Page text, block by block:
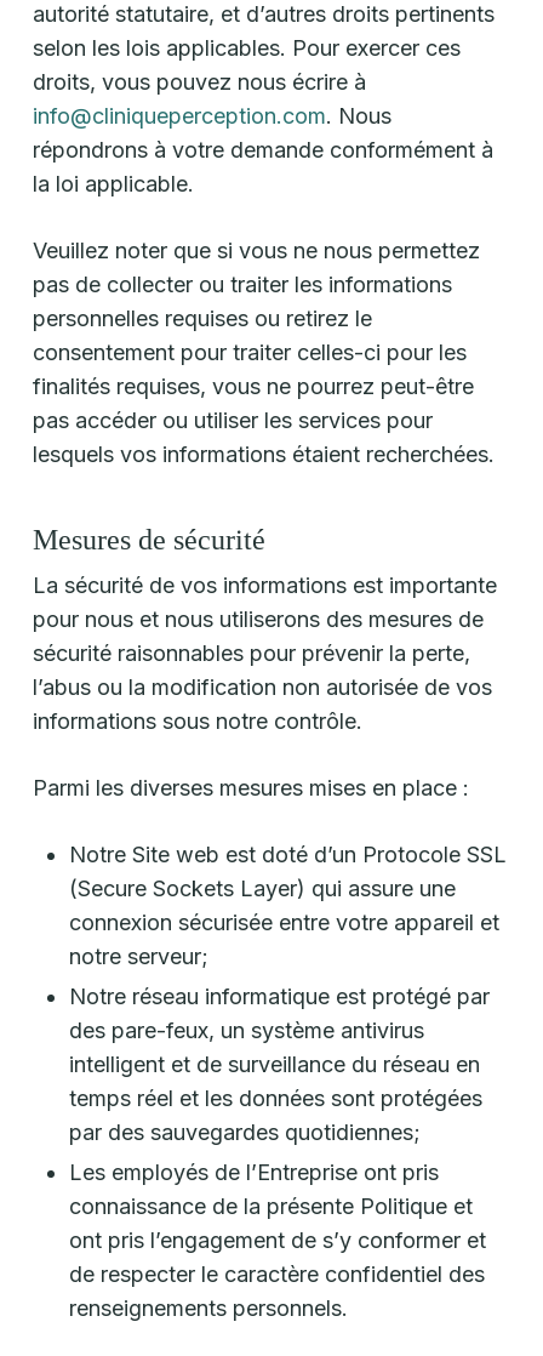
autorité statutaire, et d’autres droits pertinents
selon les lois applicables. Pour exercer ces
droits, vous pouvez nous écrire à
info@cliniqueperception.com. Nous
répondrons à votre demande conformément à
la loi applicable.
Veuillez noter que si vous ne nous permettez
pas de collecter ou traiter les informations
personnelles requises ou retirez le
consentement pour traiter celles-ci pour les
finalités requises, vous ne pourrez peut-être
pas accéder ou utiliser les services pour
lesquels vos informations étaient recherchées.
Mesures de sécurité
La sécurité de vos informations est importante
pour nous et nous utiliserons des mesures de
sécurité raisonnables pour prévenir la perte,
l’abus ou la modification non autorisée de vos
informations sous notre contrôle.
Parmi les diverses mesures mises en place :
Notre Site web est doté d’un Protocole SSL
(Secure Sockets Layer) qui assure une
connexion sécurisée entre votre appareil et
notre serveur;
Notre réseau informatique est protégé par
des pare-feux, un système antivirus
intelligent et de surveillance du réseau en
temps réel et les données sont protégées
par des sauvegardes quotidiennes;
Les employés de l’Entreprise ont pris
connaissance de la présente Politique et
ont pris l’engagement de s’y conformer et
de respecter le caractère confidentiel des
renseignements personnels.